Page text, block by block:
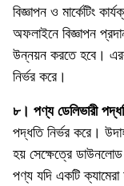
বিজ্ঞাপন ও মার্কেটিং
অফলাইনে বিজ্ঞাপন
উন্নয়ন করতে হবে।
নির্ভর করে।
৮। পণ্য ডেলিভারী
পদ্ধতি নির্ভর করে।
হয় সেক্ষেত্রে
পণ্য যদি একটি